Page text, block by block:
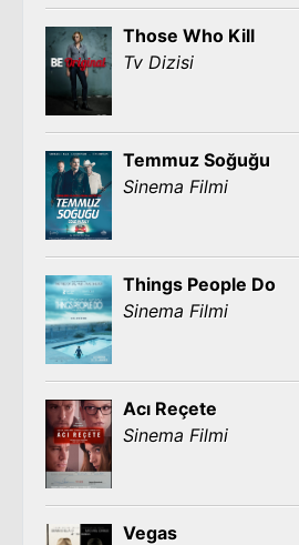
Those Who Kill
Tv Dizisi
Temmuz Soğuğu
Sinema Filmi
Things People Do
Sinema Filmi
Acı Reçete
Sinema Filmi
Vegas